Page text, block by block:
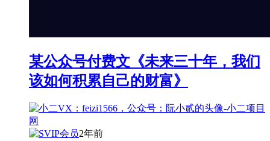
某公众号付费文《未来三十年，我们
该如何积累自己的财富》
2年前